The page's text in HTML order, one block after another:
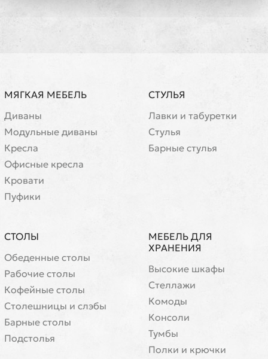
МЯГКАЯ МЕБЕЛЬ
Диваны
Модульные диваны
Кресла
Офисные кресла
Кровати
Пуфики
СТУЛЬЯ
Лавки и табуретки
Стулья
Барные стулья
СТОЛЫ
Обеденные столы
Рабочие столы
Кофейные столы
Cтолешницы и слэбы
Барные столы
Подстолья
МЕБЕЛЬ ДЛЯ
ХРАНЕНИЯ
Высокие шкафы
Стеллажи
Комоды
Консоли
Тумбы
Полки и крючки